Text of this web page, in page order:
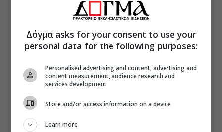
Δόγμα asks for your consent to use your
personal data for the following purposes:
Personalised advertising and content, advertising and
content measurement, audience research and
services development
Store and/or access information on a device
Learn more